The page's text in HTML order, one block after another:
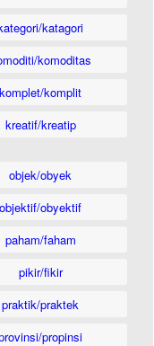
katagori
komoditas
komplet/komplit
kreatif/kreatip
objek/obyek
objektif/obyektif
paham/faham
pikir/fikir
praktik/praktek
propinsi